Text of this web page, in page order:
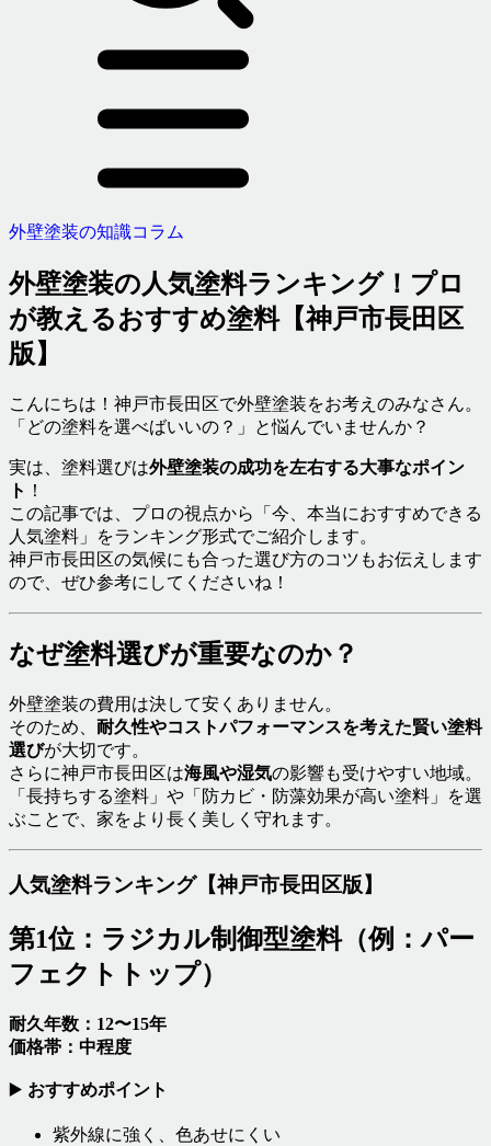
外壁塗装の知識コラム
外壁塗装の人気塗料ランキング！プロ
が教えるおすすめ塗料【神戸市長田区
版】
こんにちは！神戸市長田区で外壁塗装をお考えのみなさん。
「どの塗料を選べばいいの？」と悩んでいませんか？
実は、塗料選びは外壁塗装の成功を左右する大事なポイン
ト ！
この記事では、プロの視点から「今、本当におすすめできる
人気塗料」をランキング形式でご紹介します。
神戸市長田区の気候にも合った選び方のコツもお伝えします
ので、ぜひ参考にしてくださいね！
なぜ塗料選びが重要なのか？
外壁塗装の費用は決して安くありません。
そのため、 耐久性やコストパフォーマンスを考えた賢い塗料
選びが大切です。
さらに神戸市長田区は海風や湿気の影響も受けやすい地域。
「長持ちする塗料」や「防カビ・防藻効果が高い塗料」を選
ぶことで、家をより長く美しく守れます。
人気塗料ランキング【神戸市長田区版】
第1位：ラジカル制御型塗料（例：パー
フェクトトップ）
耐久年数：12〜15年
価格帯：中程度
▶️ おすすめポイント
紫外線に強く、色あせにくい